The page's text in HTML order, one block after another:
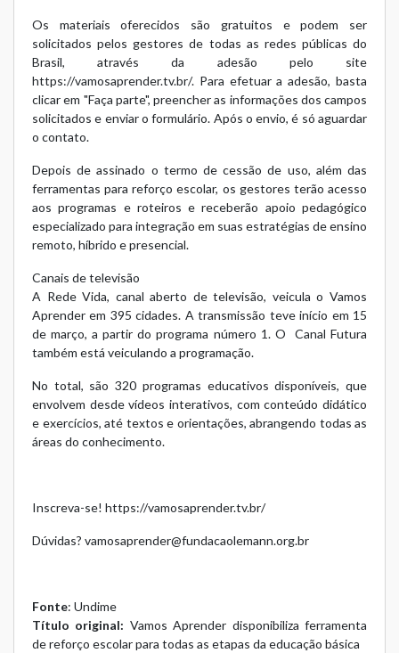
Os materiais oferecidos são gratuitos e podem ser
solicitados pelos gestores de todas as redes públicas do
Brasil, através da adesão pelo site
https://vamosaprender.tv.br/. Para efetuar a adesão, basta
clicar em "Faça parte", preencher as informações dos campos
solicitados e enviar o formulário. Após o envio, é só aguardar
o contato.
Depois de assinado o termo de cessão de uso, além das
ferramentas para reforço escolar, os gestores terão acesso
aos programas e roteiros e receberão apoio pedagógico
especializado para integração em suas estratégias de ensino
remoto, híbrido e presencial.
Canais de televisão
A Rede Vida, canal aberto de televisão, veicula o Vamos
Aprender em 395 cidades. A transmissão teve início em 15
de março, a partir do programa número 1. O Canal Futura
também está veiculando a programação.
No total, são 320 programas educativos disponíveis, que
envolvem desde vídeos interativos, com conteúdo didático
e exercícios, até textos e orientações, abrangendo todas as
áreas do conhecimento.
Inscreva-se! https://vamosaprender.tv.br/
Dúvidas? vamosaprender@fundacaolemann.org.br
Fonte: Undime
Título original: Vamos Aprender disponibiliza ferramenta
de reforço escolar para todas as etapas da educação básica